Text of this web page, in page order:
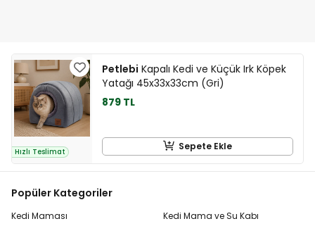
Hızlı Teslimat
Petlebi Kapalı Kedi ve Küçük Irk Köpek
Yatağı 45x33x33cm (Gri)
879 TL
Sepete Ekle
Popüler Kategoriler
Kedi Maması
Kedi Mama ve Su Kabı